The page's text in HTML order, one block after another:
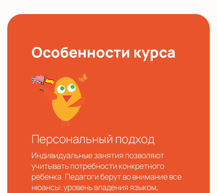
Особенности курса
Персональный подход
Индивидуальные занятия позволяют
учитывать потребности конкретного
ребенка. Педагоги берут во внимание все
нюансы: уровень владения языком,